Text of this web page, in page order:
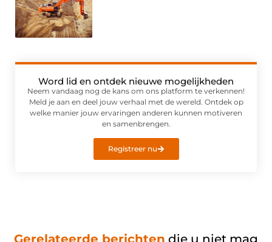
Word lid en ontdek nieuwe mogelijkheden
Neem vandaag nog de kans om ons platform te verkennen!
Meld je aan en deel jouw verhaal met de wereld. Ontdek op
welke manier jouw ervaringen anderen kunnen motiveren
en samenbrengen.
Registreer nu
Gerelateerde berichten die u niet mag